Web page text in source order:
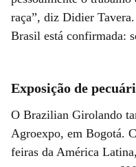
raça”, diz Didier
Brasil está confirmada:
Exposição de
O Brazilian Girolando
Agroexpo, em Bogotá.
feiras da América